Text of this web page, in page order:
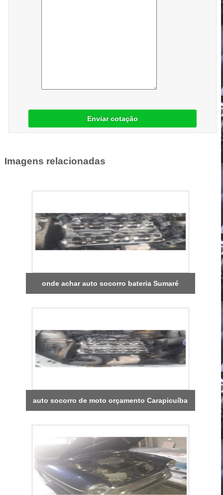
Enviar cotação
Imagens relacionadas
onde achar auto socorro bateria Sumaré
auto socorro de moto orçamento Carapicuíba